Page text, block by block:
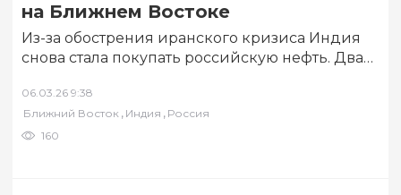
на Ближнем Востоке
Из-за обострения иранского кризиса Индия
снова стала покупать российскую нефть. Два
указывали пунктом назначения…
06.03.26 9:38
Ближний Восток , Индия , Россия
160